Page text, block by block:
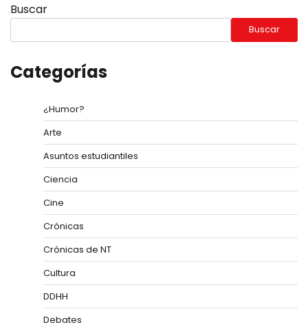
Buscar
Buscar
Categorías
¿Humor?
Arte
Asuntos estudiantiles
Ciencia
Cine
Crónicas
Crónicas de NT
Cultura
DDHH
Debates